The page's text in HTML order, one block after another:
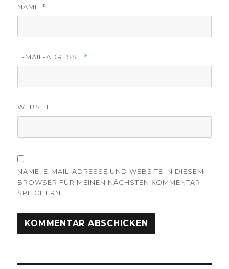
NAME *
E-MAIL-ADRESSE *
WEBSITE
NAME, E-MAIL-ADRESSE UND WEBSITE IN DIESEM
BROWSER FÜR MEINEN NÄCHSTEN KOMMENTAR
SPEICHERN.